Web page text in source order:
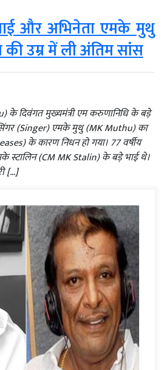
और अभिनेता एमके मुथु
उम्र में ली अंतिम सांस
के दिवंगत मुख्यमंत्री एम करुणानिधि के बड़े
(Singer) एमके मुथु (MK Muthu) का
के कारण निधन हो गया। 77 वर्षीय
स्टालिन (CM MK Stalin) के बड़े भाई थे।
[…]